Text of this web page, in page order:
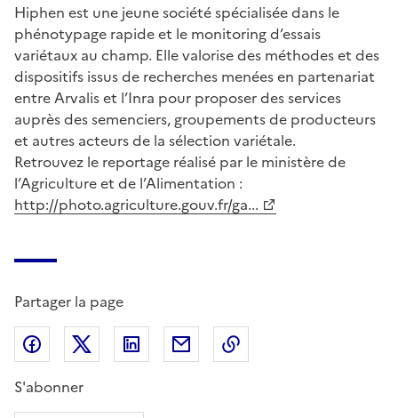
Hiphen est une jeune société spécialisée dans le
phénotypage rapide et le monitoring d’essais
variétaux au champ. Elle valorise des méthodes et des
dispositifs issus de recherches menées en partenariat
entre Arvalis et l’Inra pour proposer des services
auprès des semenciers, groupements de producteurs
et autres acteurs de la sélection variétale.
Retrouvez le reportage réalisé par le ministère de
l’Agriculture et de l’Alimentation :
http://photo.agriculture.gouv.fr/ga...
Partager la page
Partager sur Facebook
Partager sur X (anciennement Twitter)
Partager sur LinkedIn
Partager par email
S'abonner